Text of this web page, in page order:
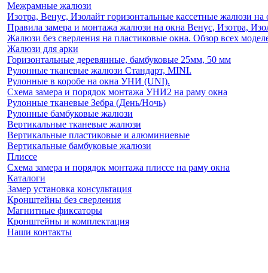
Межрамные жалюзи
Изотра, Венус, Изолайт горизонтальные кассетные жалюзи на
Правила замера и монтажа жалюзи на окна Венус, Изотра,
Жалюзи без сверления на пластиковые окна. Обзор всех
Жалюзи для арки
Горизонтальные деревянные, бамбуковые 25мм, 50 мм
Рулонные тканевые жалюзи Стандарт, MINI.
Рулонные в коробе на окна УНИ (UNI).
Схема замера и порядок монтажа УНИ2 на раму окна
Рулонные тканевые Зебра (День/Ночь)
Рулонные бамбуковые жалюзи
Вертикальные тканевые жалюзи
Вертикальные пластиковые и алюминиевые
Вертикальные бамбуковые жалюзи
Плиссе
Схема замера и порядок монтажа плиссе на раму окна
Каталоги
Замер установка консультация
Кронштейны без сверления
Магнитные фиксаторы
Кронштейны и комплектация
Наши контакты